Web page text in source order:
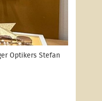
Optikers Stefan